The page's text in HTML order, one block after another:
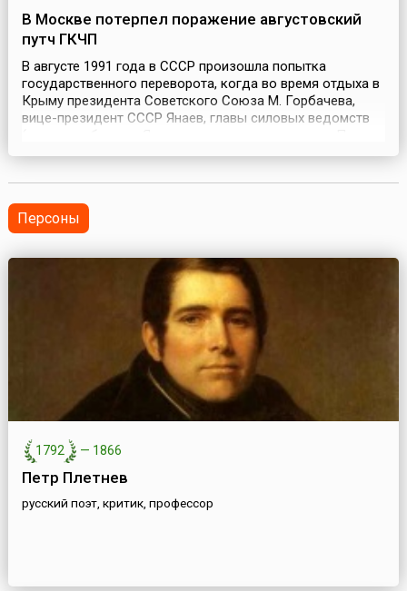
В Москве потерпел поражение августовский
путч ГКЧП
В августе 1991 года в СССР произошла попытка
государственного переворота, когда во время отдыха в
Крыму президента Советского Союза М. Горбачева,
вице-президент СССР Янаев, главы силовых ведомств
председатель КГБ СССР Крючков), а также некоторые
Верховного совета (Бакланов, Стародубцев) составили
заг...
Персоны
1792 — 1866
Петр Плетнев
русский поэт, критик, профессор